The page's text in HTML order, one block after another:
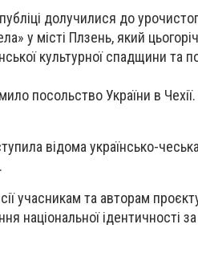
долучилися до
у місті Плзень, який
культурної спадщини та
посольство України в Чехії.
відома українсько-
учасникам та авторам
національної ідентичності